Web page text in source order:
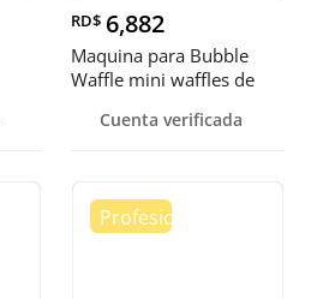
RD$ 6,882
Maquina para Bubble
Waffle mini waffles de
Cuenta verificada